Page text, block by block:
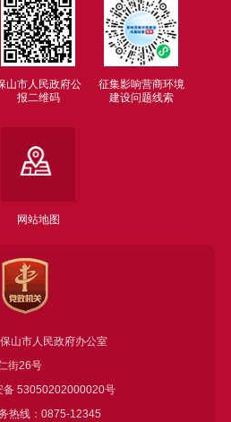
山市人民政府公
报二维码
征集影响营商环境
建设问题线索
网站地图
山市人民政府办公室
街26号
备 53050202000020号
热线：0875-12345